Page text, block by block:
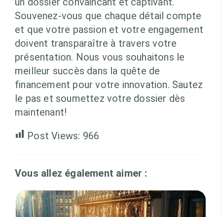
Souvenez-vous que chaque détail compte
et que votre passion et votre engagement
doivent transparaître à travers votre
présentation. Nous vous souhaitons le
meilleur succès dans la quête de
financement pour votre innovation. Sautez
le pas et soumettez votre dossier dès
maintenant!
Post Views: 966
Vous allez également aimer :